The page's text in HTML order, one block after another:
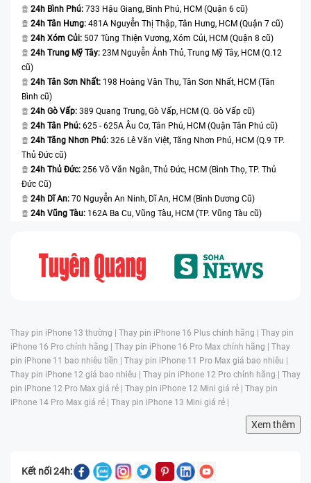
24h Bình Phú: 733 Hậu Giang, Bình Phú, HCM (Quận 6 cũ)
24h Tân Hưng: 481A Nguyễn Thị Thập, Tân Hưng, HCM (Quận 7 cũ)
24h Xóm Củi: 507 Tùng Thiện Vương, Xóm Củi, HCM (Quận 8 cũ)
24h Trung Mỹ Tây: 23M Nguyễn Ảnh Thủ, Trung Mỹ Tây, HCM (Q.12
cũ)
24h Tân Sơn Nhất: 198 Hoàng Văn Thụ, Tân Sơn Nhất, HCM (Tân
Bình cũ)
24h Gò Vấp: 389 Quang Trung, Gò Vấp, HCM (Q. Gò Vấp cũ)
24h Tân Phú: 625 - 625A Âu Cơ, Tân Phú, HCM (Quận Tân Phú cũ)
24h Tăng Nhơn Phú: 326 Lê Văn Việt, Tăng Nhơn Phú, HCM (Q.9 TP.
Thủ Đức cũ)
24h Thủ Đức: 256 Võ Văn Ngân, Thủ Đức, HCM (Bình Thọ, TP. Thủ
Đức Cũ)
24h Dĩ An: 70 Nguyễn An Ninh, Dĩ An, HCM (Bình Dương Cũ)
24h Vũng Tàu: 162A Ba Cu, Vũng Tàu, HCM (TP. Vũng Tàu cũ)
Thay pin iPhone 13 thường | Thay pin iPhone 16 Plus chính hãng | Thay pin
iPhone 16 Pro chính hãng | Thay pin iPhone 16 Pro Max chính hãng | Thay
pin iPhone 11 bao nhiêu tiền | Thay pin iPhone 11 Pro Max giá bao nhiêu |
Thay pin iPhone 12 giá bao nhiêu | Thay pin iPhone 12 Pro chính hãng | Thay
pin iPhone 12 Pro Max giá rẻ | Thay pin iPhone 12 Mini giá rẻ | Thay pin
iPhone 14 Pro Max giá rẻ | Thay pin iPhone 13 Mini giá rẻ |
Xem thêm
Kết nối 24h: